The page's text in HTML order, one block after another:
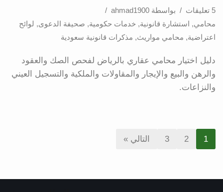
5 تعليقات بواسطة ahmad1900
محامي, استشارة قانونية, خدمات حكومية, صحيفة الدعوى, لوائح
اعتراضية, محامي مواريث, مذكرات قانونية سعودية
دليل اختيار محامي عقاري بالرياض لفحص الصك والعقود
والرهن والبيع والإيجار والمقاولات والملكية والتسجيل العيني
والنزاعات.
1
2
3 التالي »